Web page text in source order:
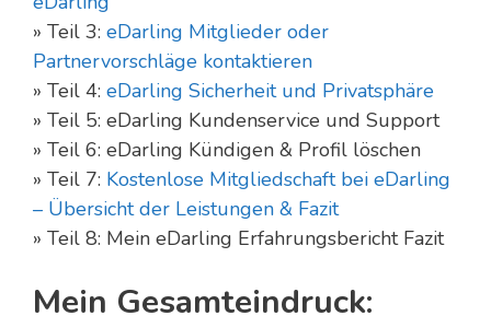
» Teil 3: eDarling Mitglieder oder
Partnervorschläge kontaktieren
» Teil 4: eDarling Sicherheit und Privatsphäre
» Teil 5: eDarling Kundenservice und Support
» Teil 6: eDarling Kündigen & Profil löschen
» Teil 7: Kostenlose Mitgliedschaft bei eDarling
– Übersicht der Leistungen & Fazit
» Teil 8: Mein eDarling Erfahrungsbericht Fazit
Mein Gesamteindruck: